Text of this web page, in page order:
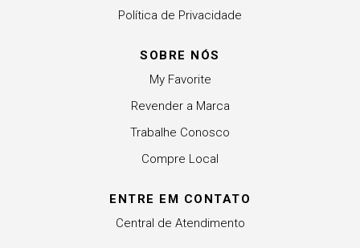
Política de Privacidade
SOBRE NÓS
My Favorite
Revender a Marca
Trabalhe Conosco
Compre Local
ENTRE EM CONTATO
Central de Atendimento